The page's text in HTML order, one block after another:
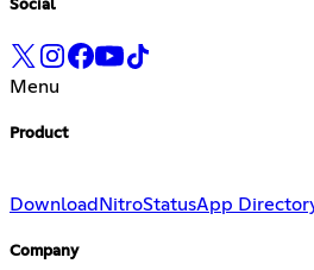
Social
Menu
Product
DownloadNitroStatusApp
Company